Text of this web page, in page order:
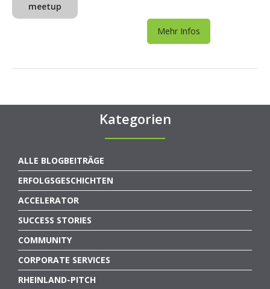
meetup
Mehr Infos
Kategorien
ALLE BLOGBEITRÄGE
ERFOLGSGESCHICHTEN
ACCELERATOR
SUCCESS STORIES
COMMUNITY
CORPORATE SERVICES
RHEINLAND-PITCH